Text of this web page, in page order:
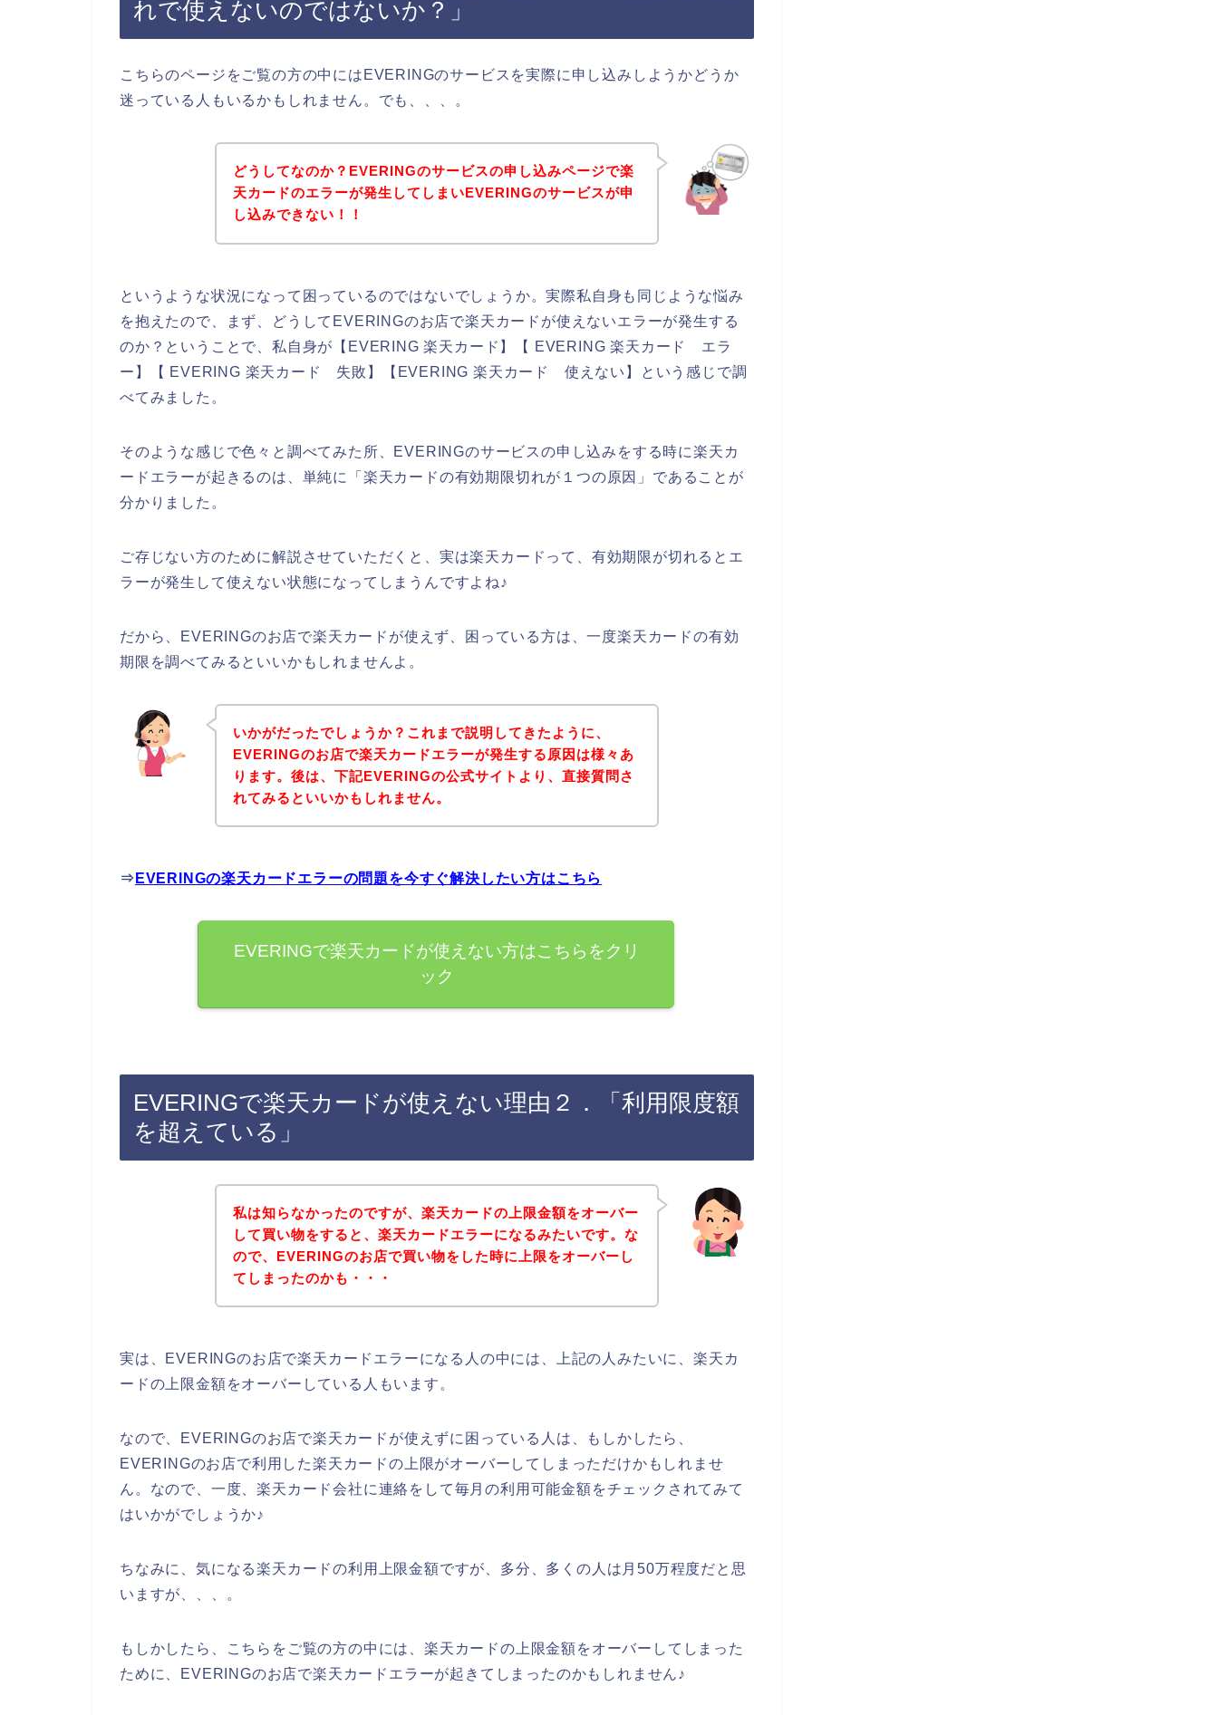
れで使えないのではないか？」
こちらのページをご覧の方の中にはEVERINGのサービスを実際に申し込みしようかどうか
迷っている人もいるかもしれません。でも、、、。
どうしてなのか？EVERINGのサービスの申し込みページで楽
天カードのエラーが発生してしまいEVERINGのサービスが申
し込みできない！！
というような状況になって困っているのではないでしょうか。実際私自身も同じような悩み
を抱えたので、まず、どうしてEVERINGのお店で楽天カードが使えないエラーが発生する
のか？ということで、私自身が【EVERING 楽天カード】【 EVERING 楽天カード エラ
ー】【 EVERING 楽天カード 失敗】【EVERING 楽天カード 使えない】という感じで調
べてみました。
そのような感じで色々と調べてみた所、EVERINGのサービスの申し込みをする時に楽天カ
ードエラーが起きるのは、単純に「楽天カードの有効期限切れが１つの原因」であることが
分かりました。
ご存じない方のために解説させていただくと、実は楽天カードって、有効期限が切れるとエ
ラーが発生して使えない状態になってしまうんですよね♪
だから、EVERINGのお店で楽天カードが使えず、困っている方は、一度楽天カードの有効
期限を調べてみるといいかもしれませんよ。
いかがだったでしょうか？これまで説明してきたように、
EVERINGのお店で楽天カードエラーが発生する原因は様々あ
ります。後は、下記EVERINGの公式サイトより、直接質問さ
れてみるといいかもしれません。
⇒ EVERINGの楽天カードエラーの問題を今すぐ解決したい方はこちら
EVERINGで楽天カードが使えない方はこちらをクリ
ック
EVERINGで楽天カードが使えない理由２．「利用限度額
を超えている」
私は知らなかったのですが、楽天カードの上限金額をオーバー
して買い物をすると、楽天カードエラーになるみたいです。な
ので、EVERINGのお店で買い物をした時に上限をオーバーし
てしまったのかも・・・
実は、EVERINGのお店で楽天カードエラーになる人の中には、上記の人みたいに、楽天カ
ードの上限金額をオーバーしている人もいます。
なので、EVERINGのお店で楽天カードが使えずに困っている人は、もしかしたら、
EVERINGのお店で利用した楽天カードの上限がオーバーしてしまっただけかもしれませ
ん。なので、一度、楽天カード会社に連絡をして毎月の利用可能金額をチェックされてみて
はいかがでしょうか♪
ちなみに、気になる楽天カードの利用上限金額ですが、多分、多くの人は月50万程度だと思
いますが、、、。
もしかしたら、こちらをご覧の方の中には、楽天カードの上限金額をオーバーしてしまった
ために、EVERINGのお店で楽天カードエラーが起きてしまったのかもしれません♪